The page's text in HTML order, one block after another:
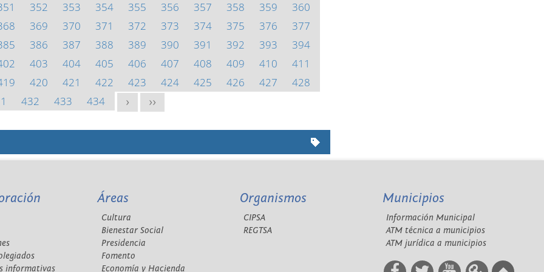
352 353 354 355 356 357 358 359
360
369 370 371 372 373 374 375 376
377
386 387 388 389 390 391 392 393
394
403 404 405 406 407 408 409 410
411
420 421 422 423 424 425 426 427
428
432 433 434 > >>
informativas
Áreas
Cultura
Bienestar Social
Presidencia
Fomento
Economía y Hacienda
Organismos
CIPSA
REGTSA
Municipios
Información Municipal
ATM técnica a municipios
ATM jurídica a municipios